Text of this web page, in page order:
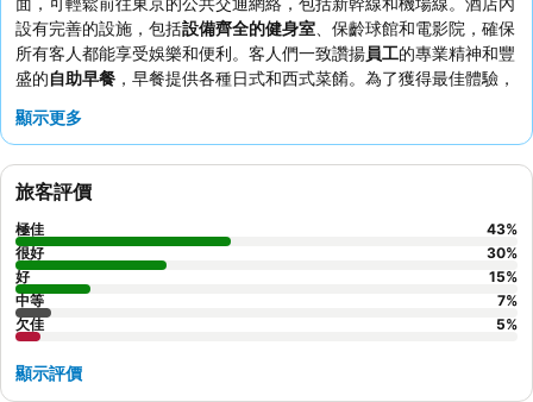
設有完善的設施，包括設備齊全的健身室 、保齡球館和電影院，確保
所有客人都能享受娛樂和便利。客人們一致讚揚員工的專業精神和豐
盛的自助早餐 ，早餐提供各種日式和西式菜餚。為了獲得最佳體驗，
顯示更多
旅客評價
極佳 43%
很好
30%
好
15%
中等
7%
欠佳
5%
顯示評價